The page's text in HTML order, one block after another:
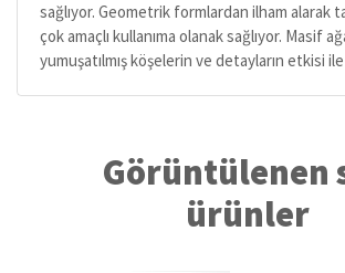
sağlıyor. Geometrik formlardan ilham alarak
çok amaçlı kullanıma olanak sağlıyor. Masif
yumuşatılmış köşelerin ve detayların etkisi ile
Görüntülenen
ürünler